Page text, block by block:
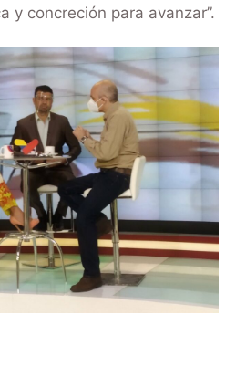
y concreción para avanzar”.